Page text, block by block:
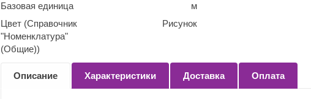
Базовая единица
м
Цвет (Справочник
"Номенклатура"
(Общие))
Рисунок
(Справочник
Описание Характеристики Доставка Оплата